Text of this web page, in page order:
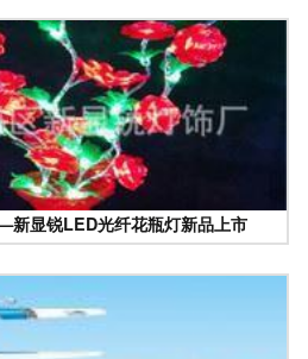
显锐LED光纤花瓶灯新品上市